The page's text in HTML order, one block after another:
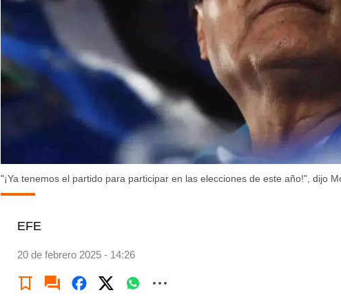
"¡Ya tenemos el partido para participar en las elecciones de este año!", dijo
EFE
20 de febrero 2025 - 14:26